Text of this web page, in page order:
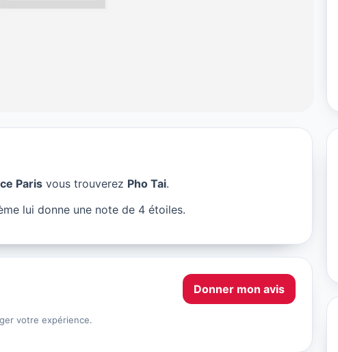
Paris vous trouverez Pho Tai.
lui donne une note de 4 étoiles.
Donner mon avis
votre expérience.